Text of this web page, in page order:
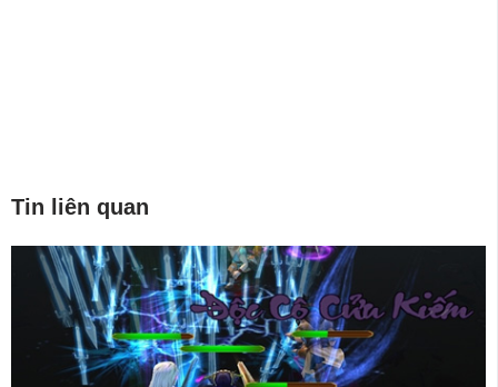
Tin liên quan